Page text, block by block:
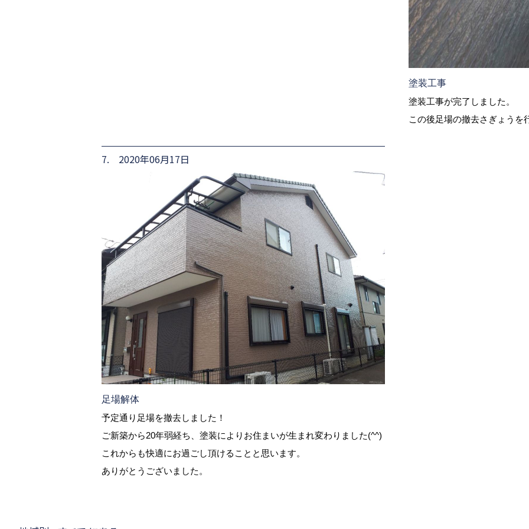
塗装工事
塗装工事が完了しました。
この後足場の撤去さぎょうを
7. 2020年06月17日
足場解体
予定通り足場を撤去しました！
ご新築から20年弱経ち、塗装によりお住まいが生まれ変わりました(^^)
これからも快適にお過ごし頂けることと思います。
ありがとうございました。